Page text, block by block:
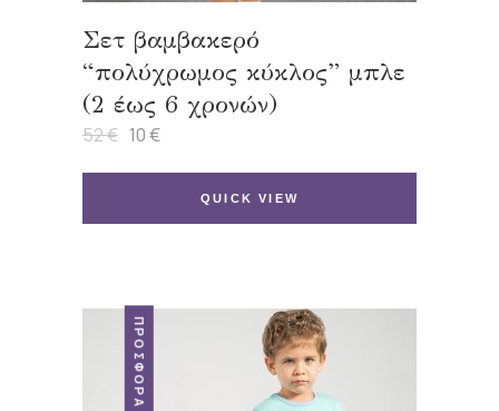
Σετ βαμβακερό
“πολύχρωμος κύκλος” μπλε
(2 έως 6 χρονών)
52€ Original
was:
10€
τιμή
QUICK VIEW
ΠΡΟΣΦΟΡΆ